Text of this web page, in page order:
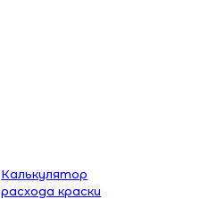
Калькулятор
расхода краски